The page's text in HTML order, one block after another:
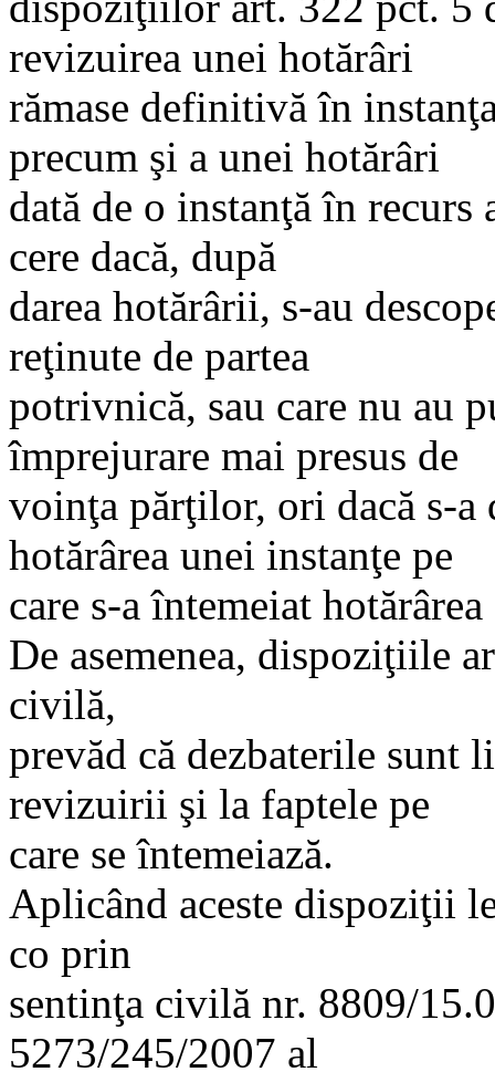
revizuirea unei hotărâri
rămase definitivă în
precum şi a unei hotărâri
dată de o instanţă în
cere dacă, după
darea hotărârii, s-au
reţinute de partea
potrivnică, sau care nu au
împrejurare mai presus de
voinţa părţilor, ori dacă s-
hotărârea unei instanţe pe
care s-a întemeiat
De asemenea, dispoziţiile
civilă,
prevăd că dezbaterile sunt
revizuirii şi la faptele pe
care se întemeiază.
Aplicând aceste dispoziţii
co prin
sentinţa civilă nr. 8809/
5273/245/2007 al